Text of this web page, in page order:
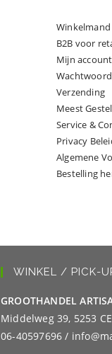
Winkelmand
B2B voor
Mijn account
Verzending
Meest
Service &
Privacy
Algemene
Bestelling
WINKEL / PICK-
GROOTHANDEL
Middelweg 39, 5253
06-40597696 /